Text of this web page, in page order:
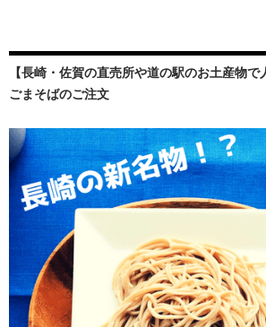
【長崎・佐賀の直売所や道の駅のお土産物で
ごまそばのご注文